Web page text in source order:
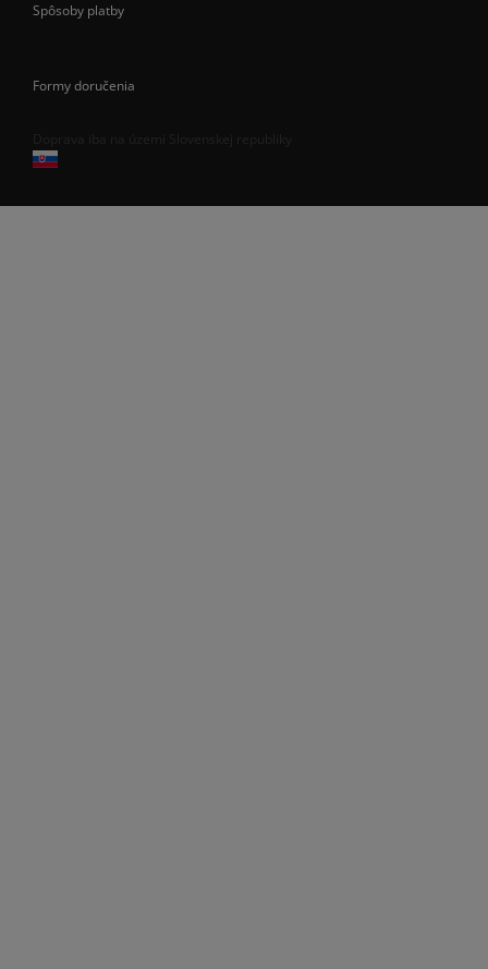
Spôsoby platby
Formy doručenia